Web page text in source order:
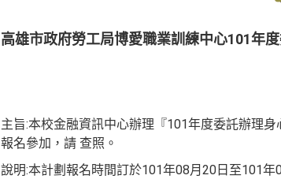
高雄市政府勞工局博愛職業訓練中心101年
主旨:本校金融資訊中心辦理『101年度委託辦理
報名參加，請 查照。
說明:本計劃報名時間訂於101年08月20日至101年